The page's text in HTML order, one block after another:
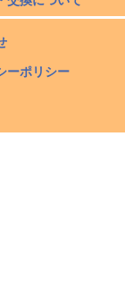
イページ
交換について